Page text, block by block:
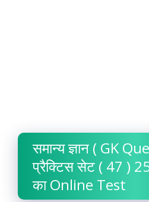
समान्य ज्ञान ( GK
प्रैक्टिस सेट ( 47 )
का Online Test